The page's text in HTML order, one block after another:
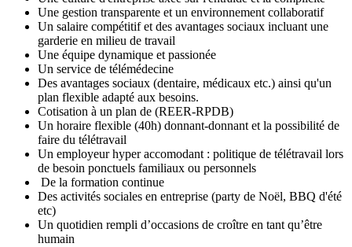
Une gestion transparente et un environnement collaboratif
Un salaire compétitif et des avantages sociaux incluant une
garderie en milieu de travail
Une équipe dynamique et passionée
Un service de télémédecine
Des avantages sociaux (dentaire, médicaux etc.) ainsi qu'un
plan flexible adapté aux besoins.
Cotisation à un plan de (REER-RPDB)
Un horaire flexible (40h) donnant-donnant et la possibilité de
faire du télétravail
Un employeur hyper accomodant : politique de télétravail lors
de besoin ponctuels familiaux ou personnels
De la formation continue
Des activités sociales en entreprise (party de Noël, BBQ d'été
etc)
Un quotidien rempli d’occasions de croître en tant qu’être
humain